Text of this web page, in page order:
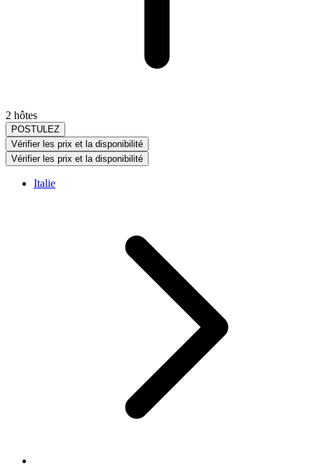
2 hôtes
POSTULEZ
Vérifier les prix et la disponibilité
Vérifier les prix et la disponibilité
Italie